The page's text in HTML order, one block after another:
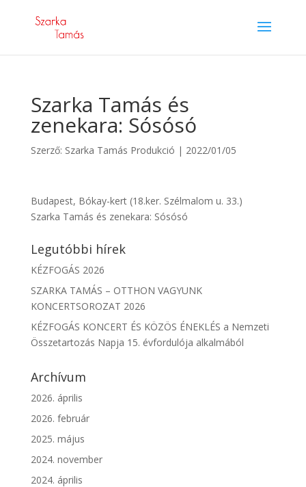
Szarka Tamás és
zenekara: Sósósó
Szerző: Szarka Tamás Produkció | 2022/01/05
Budapest, Bókay-kert (18.ker. Szélmalom u. 33.)
Szarka Tamás és zenekara: Sósósó
Legutóbbi hírek
KÉZFOGÁS 2026
SZARKA TAMÁS – OTTHON VAGYUNK
KONCERTSOROZAT 2026
KÉZFOGÁS KONCERT ÉS KÖZÖS ÉNEKLÉS a Nemzeti
Összetartozás Napja 15. évfordulója alkalmából
Archívum
2026. április
2026. február
2025. május
2024. november
2024. április